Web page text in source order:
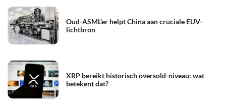
Oud-ASML’er helpt China aan cruciale EUV-
lichtbron
XRP bereikt historisch oversold-niveau: wat
betekent dat?